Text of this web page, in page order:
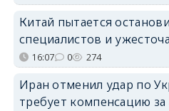
Китай пытается
специалистов и
16:07 0 274
Иран отменил удар по
требует компенсацию за